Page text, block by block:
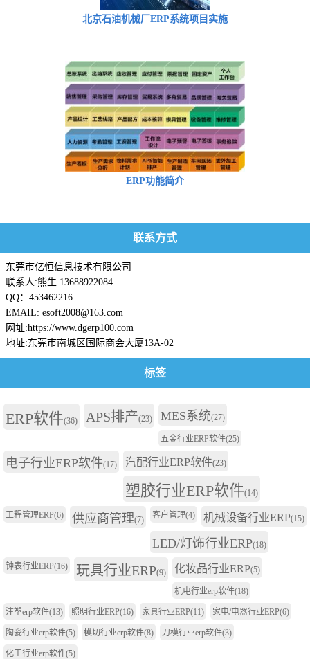
北京石油机械厂ERP系统项目实施
ERP功能简介
联系方式
东莞市亿恒信息技术有限公司
联系人:熊生 13688922084
QQ：453462216
EMAIL: esoft2008@163.com
网址:https://www.dgerp100.com
地址:东莞市南城区国际商会大厦13A-02
标签
ERP软件(36) APS排产(23) MES系统(27)
五金行业ERP软件(25)
电子行业ERP软件(17) 汽配行业ERP软件(23)
塑胶行业ERP软件(14)
工程管理ERP(6) 供应商管理(7) 客户管理(4) 机械设备行业ERP(15)
LED/灯饰行业ERP(18)
钟表行业ERP(16) 玩具行业ERP(9) 化妆品行业ERP(5)
机电行业erp软件(18)
注塑erp软件(13) 照明行业ERP(16) 家具行业ERP(11) 家电/电器行业ERP(6)
陶瓷行业erp软件(5) 模切行业erp软件(8) 刀模行业erp软件(3)
化工行业erp软件(5)